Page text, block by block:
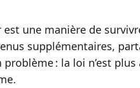
est une manière de
supplémentaires,
problème : la loi n’est